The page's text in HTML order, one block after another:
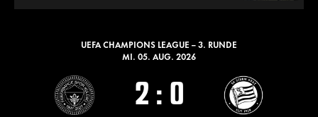
AKTUELLE SPIELEUEFA CHAMPIONS LEAGUE – 3. RUNDE
MI. 05. AUG. 2026
2 : 0